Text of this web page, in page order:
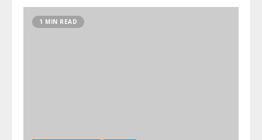
1 MIN READ